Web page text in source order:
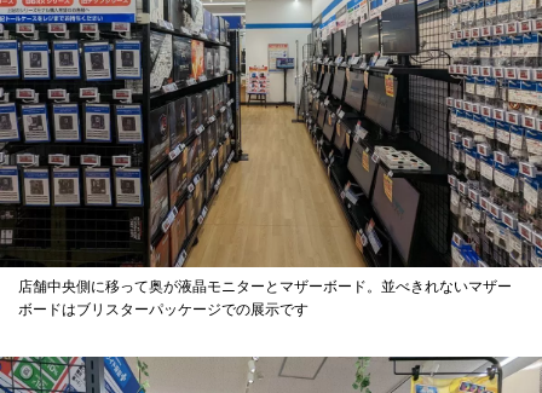
店舗中央側に移って奥が液晶モニターとマザーボード。並べきれないマザー
ボードはブリスターパッケージでの展示です